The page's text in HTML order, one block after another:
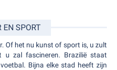
EN SPORT
Of het nu kunst of sport is, u zult
u zal fascineren. Brazilië staat
Bijna elke stad heeft zijn